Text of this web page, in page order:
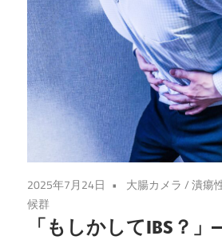
内
科・
消
器
内
2025年7月24日 大腸カメラ /潰瘍
候群
「もしかしてIBS？